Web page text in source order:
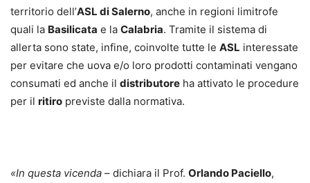
territorio dell’ASL di Salerno, anche in regioni limitrofe
quali la Basilicata e la Calabria. Tramite il sistema di
allerta sono state, infine, coinvolte tutte le ASL interessate
per evitare che uova e/o loro prodotti contaminati vengano
consumati ed anche il distributore ha attivato le procedure
per il ritiro previste dalla normativa.
«In questa vicenda – dichiara il Prof. Orlando Paciello,